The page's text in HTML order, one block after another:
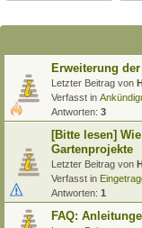
Erweiterung
Letzter Beitrag von
Verfasst in
Antworten: 3
[Bitte lesen]
Gartenprojekte
Letzter Beitrag von
Verfasst in
Antworten: 1
FAQ: